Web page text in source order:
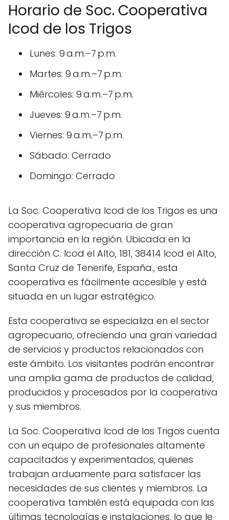
Horario de Soc. Cooperativa
Icod de los Trigos
Lunes: 9 a.m.–7 p.m.
Martes: 9 a.m.–7 p.m.
Miércoles: 9 a.m.–7 p.m.
Jueves: 9 a.m.–7 p.m.
Viernes: 9 a.m.–7 p.m.
Sábado: Cerrado
Domingo: Cerrado
La Soc. Cooperativa Icod de los Trigos es una
cooperativa agropecuaria de gran
importancia en la región. Ubicada en la
dirección C. Icod el Alto, 181, 38414 Icod el Alto,
Santa Cruz de Tenerife, España., esta
cooperativa es fácilmente accesible y está
situada en un lugar estratégico.
Esta cooperativa se especializa en el sector
agropecuario, ofreciendo una gran variedad
de servicios y productos relacionados con
este ámbito. Los visitantes podrán encontrar
una amplia gama de productos de calidad,
producidos y procesados por la cooperativa
y sus miembros.
La Soc. Cooperativa Icod de los Trigos cuenta
con un equipo de profesionales altamente
capacitados y experimentados, quienes
trabajan arduamente para satisfacer las
necesidades de sus clientes y miembros. La
cooperativa también está equipada con las
últimas tecnologías e instalaciones, lo que le